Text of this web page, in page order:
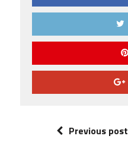
Previous post